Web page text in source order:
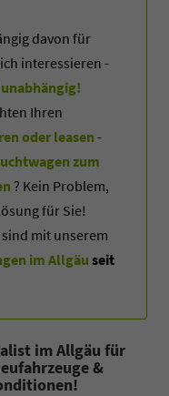
davon für
interessieren -
Ihren
oder leasen -
zum
? Kein Problem,
für Sie!
mit unserem
im Allgäu seit
im Allgäu für
&